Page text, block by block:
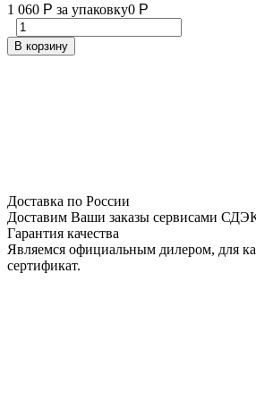
1 060 Р за упаковку0 Р
В корзину
Доставка по России
Доставим Ваши заказы сервисами
Гарантия качества
Являемся официальным дилером, для
сертификат.